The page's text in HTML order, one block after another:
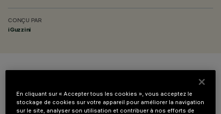
CONÇU PAR
iGuzzini
En cliquant sur « Accepter tous les cookies », vous acceptez le
stockage de cookies sur votre appareil pour améliorer la navigation
sur le site, analyser son utilisation et contribuer à nos efforts de